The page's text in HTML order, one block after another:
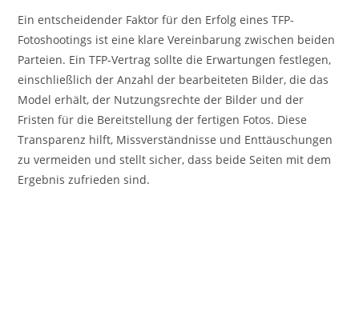
Ein entscheidender Faktor für den Erfolg eines TFP-
Fotoshootings ist eine klare Vereinbarung zwischen beiden
Parteien. Ein TFP-Vertrag sollte die Erwartungen festlegen,
einschließlich der Anzahl der bearbeiteten Bilder, die das
Model erhält, der Nutzungsrechte der Bilder und der
Fristen für die Bereitstellung der fertigen Fotos. Diese
Transparenz hilft, Missverständnisse und Enttäuschungen
zu vermeiden und stellt sicher, dass beide Seiten mit dem
Ergebnis zufrieden sind.